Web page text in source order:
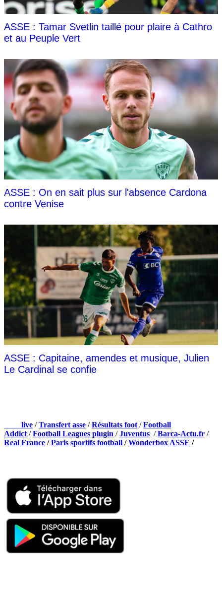
ASSE : Tamar Svetlin taillé pour plaire à Cathro
et au Peuple Vert
ASSE : On en sait plus sur l'absence Cardona
contre Venise
ASSE : Capitaine, amendes et musique, Julien
Le Cardinal se confie
live /Transfert asse /Résultats foot /Football
Addict /Football Leagues plugin /Juventus /Barca-Actu.fr /
Real France /Paris sportifs football /Wonderbox ASSE /